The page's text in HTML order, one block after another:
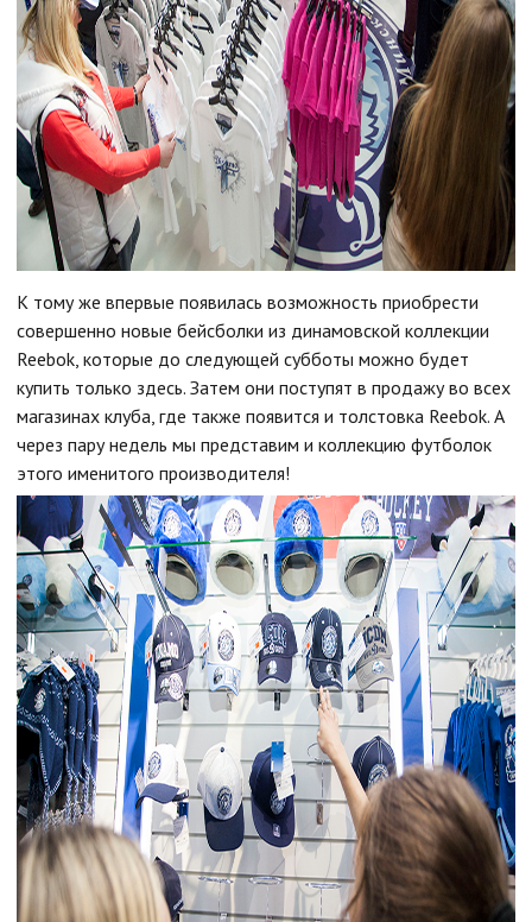
К тому же впервые появилась возможность приобрести
совершенно новые бейсболки из динамовской коллекции
Reebok, которые до следующей субботы можно будет
купить только здесь. Затем они поступят в продажу во всех
магазинах клуба, где также появится и толстовка Reebok. А
через пару недель мы представим и коллекцию футболок
этого именитого производителя!